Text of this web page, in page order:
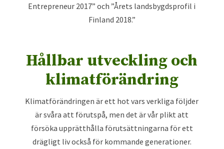
Entrepreneur 2017” och ”Årets landsbygdsprofil i
Finland 2018.”
Hållbar utveckling och
klimatförändring
Klimatförändringen är ett hot vars verkliga följder
är svåra att förutspå, men det är vår plikt att
försöka upprätthålla förutsättningarna för ett
drägligt liv också för kommande generationer.